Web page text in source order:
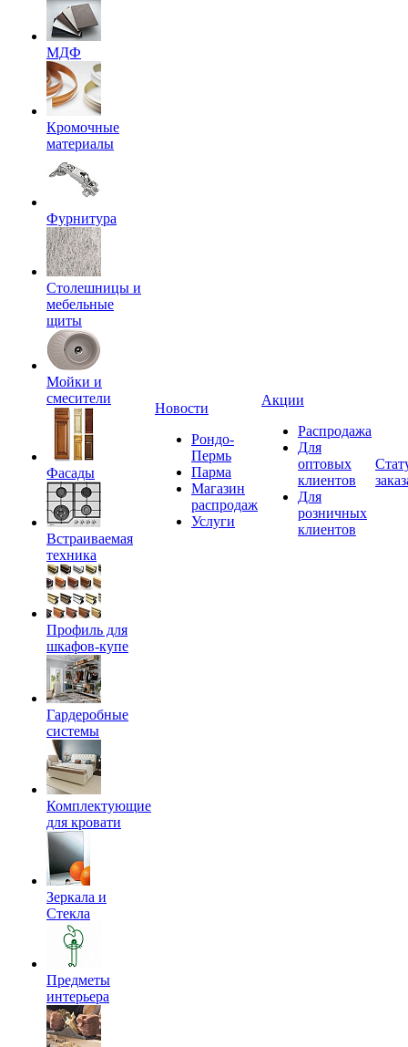
МДФ
Кромочные
материалы
Фурнитура
Столешницы и
мебельные
щиты
Мойки и
смесители
Фасады
Встраиваемая
техника
Профиль для
шкафов-купе
Гардеробные
системы
Комплектующие
для кровати
Зеркала и
Стекла
Предметы
интерьера
Новости
Рондо-
Пермь
Парма
Магазин
распродаж
Услуги
Акции
Распродажа
Для
оптовых
клиентов
Для
розничных
клиентов